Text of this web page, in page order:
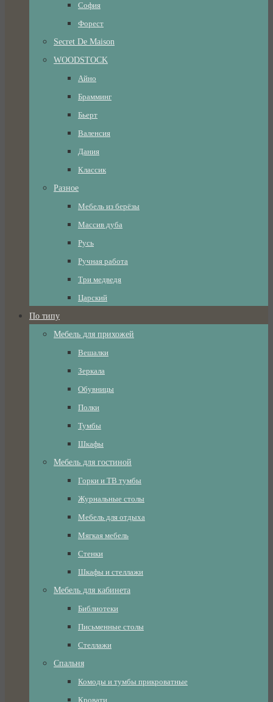
София
Форест
Secret De Maison
WOODSTOCK
Айно
Брамминг
Бьерт
Валенсия
Дания
Классик
Разное
Мебель из берёзы
Массив дуба
Русь
Ручная работа
Три медведя
Царский
По типу
Мебель для прихожей
Вешалки
Зеркала
Обувницы
Полки
Тумбы
Шкафы
Мебель для гостиной
Горки и ТВ тумбы
Журнальные столы
Мебель для отдыха
Мягкая мебель
Стенки
Шкафы и стеллажи
Мебель для кабинета
Библиотеки
Письменные столы
Стеллажи
Спальня
Комоды и тумбы прикроватные
Кровати